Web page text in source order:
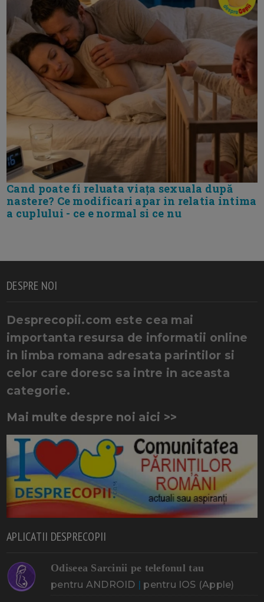
Cand poate fi reluata viața sexuala după
nastere? Ce modificari apar in relatia intima
a cuplului - ce e normal si ce nu
DESPRE NOI
Desprecopii.com este cea mai
importanta resursa de informatii online
in limba romana adresata parintilor si
celor care doresc sa intre in aceasta
categorie.
Mai multe despre noi aici >>
APLICATII DESPRECOPII
Odiseea Sarcinii pe telefonul tau
pentru ANDROID pentru IOS (Apple)